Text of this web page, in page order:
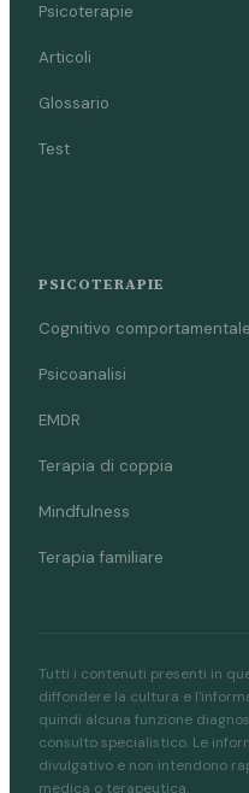
Psicoterapie
Articoli
Glossario
Test
PSICOTERAPIE
Cognitivo comportamentale
Psicoanalisi
EMDR
Terapia di coppia
Mindfulness
Terapia familiare
Tutti i contenuti presenti in
diffondere la cultura e
quindi alcuna funzione
consulto specialistico. Le
divulgativo e non intendono
medica o terapeutica.